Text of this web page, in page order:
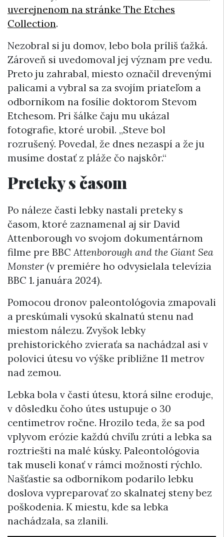
uverejnenom na stránke The Etches
Collection.
Nezobral si ju domov, lebo bola príliš ťažká.
Zároveň si uvedomoval jej význam pre vedu.
Preto ju zahrabal, miesto označil drevenými
palicami a vybral sa za svojím priateľom a
odborníkom na fosílie doktorom Stevom
Etchesom. Pri šálke čaju mu ukázal
fotografie, ktoré urobil. „Steve bol
rozrušený. Povedal, že dnes nezaspí a že ju
musíme dostať z pláže čo najskôr.“
Preteky s časom
Po náleze časti lebky nastali preteky s
časom, ktoré zaznamenal aj sir David
Attenborough vo svojom dokumentárnom
filme pre BBCAttenborough and the Giant Sea
Monster (v premiére ho odvysielala televízia
BBC 1. januára 2024).
Pomocou dronov paleontológovia zmapovali
a preskúmali vysokú skalnatú stenu nad
miestom nálezu. Zvyšok lebky
prehistorického zvieraťa sa nachádzal asi v
polovici útesu vo výške približne 11 metrov
nad zemou.
Lebka bola v časti útesu, ktorá silne eroduje,
v dôsledku čoho útes ustupuje o 30
centimetrov ročne. Hrozilo teda, že sa pod
vplyvom erózie každú chvíľu zrúti a lebka sa
roztriešti na malé kúsky. Paleontológovia
tak museli konať v rámci možností rýchlo.
Našťastie sa odborníkom podarilo lebku
doslova vypreparovať zo skalnatej steny bez
poškodenia. K miestu, kde sa lebka
nachádzala, sa zlanili.